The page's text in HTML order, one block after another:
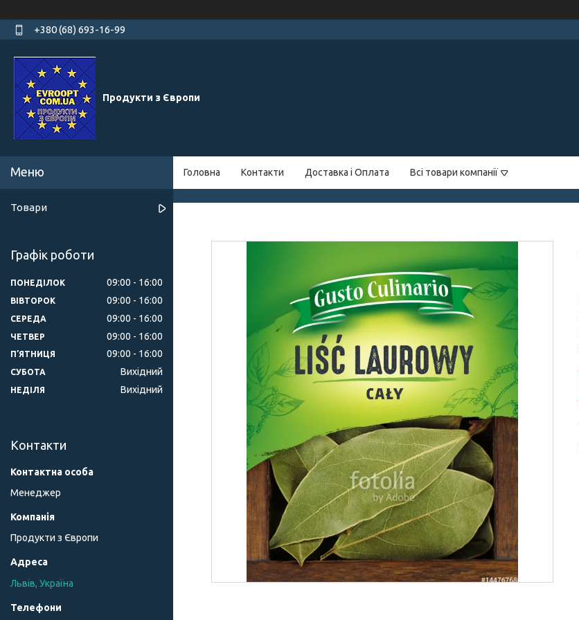
+380 (68) 693-16-99
Продукти з Європи
Головна Контакти Доставка і Оплата Всі товари компанії
Товари
Графік роботи
ПОНЕДІЛОК 09:00 16:00
ВІВТОРОК 09:00 16:00
СЕРЕДА 09:00 16:00
ЧЕТВЕР 09:00 16:00
ПʼЯТНИЦЯ 09:00 16:00
СУБОТА Вихідний
НЕДІЛЯ Вихідний
Контакти
Менеджер
Продукти з Європи
Львів, Україна